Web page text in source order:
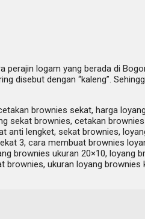
perajin logam yang berada di
disebut dengan “kaleng”.
brownies sekat, harga
brownies, cetakan
lengket, sekat brownies,
3, cara membuat brownies
brownies ukuran 20×10, loyang
ukuran loyang